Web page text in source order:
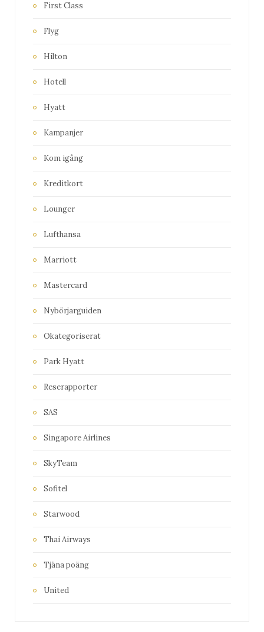
First Class
Flyg
Hilton
Hotell
Hyatt
Kampanjer
Kom igång
Kreditkort
Lounger
Lufthansa
Marriott
Mastercard
Nybörjarguiden
Okategoriserat
Park Hyatt
Reserapporter
SAS
Singapore Airlines
SkyTeam
Sofitel
Starwood
Thai Airways
Tjäna poäng
United